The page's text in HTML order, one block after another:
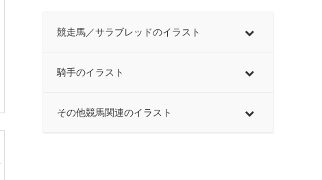
競走馬／サラブレッドのイラスト
騎手のイラスト
その他競馬関連のイラスト